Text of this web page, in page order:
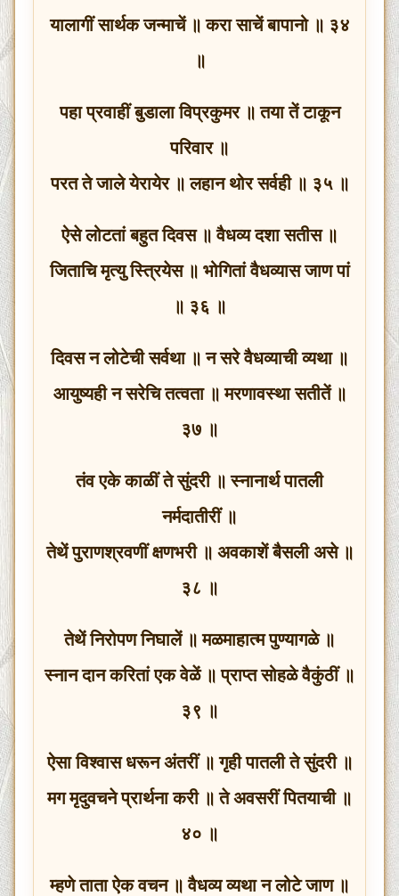
यालागीं सार्थक जन्माचें ॥ करा साचें बापानो ॥ ३४
॥
पहा प्रवाहीं बुडाला विप्रकुमर ॥ तया तें टाकून
परिवार ॥
परत ते जाले येरायेर ॥ लहान थोर सर्वही ॥ ३५ ॥
ऐसे लोटतां बहुत दिवस ॥ वैधव्य दशा सतीस ॥
जिताचि मृत्यु स्त्रियेस ॥ भोगितां वैधव्यास जाण पां
॥ ३६ ॥
दिवस न लोटेची सर्वथा ॥ न सरे वैधव्याची व्यथा ॥
आयुष्यही न सरेचि तत्वता ॥ मरणावस्था सतीतें ॥
३७ ॥
तंव एके काळीं ते सुंदरी ॥ स्नानार्थ पातली
नर्मदातीरीं ॥
तेथें पुराणश्रवणीं क्षणभरी ॥ अवकाशें बैसली असे ॥
३८ ॥
तेथें निरोपण निघालें ॥ मळमाहात्म पुण्यागळे ॥
स्नान दान करितां एक वेळें ॥ प्राप्त सोहळे वैकुंठीं ॥
३९ ॥
ऐसा विश्वास धरून अंतरीं ॥ गृही पातली ते सुंदरी ॥
मग मृदुवचने प्रार्थना करी ॥ ते अवसरीं पितयाची ॥
४० ॥
म्हणे ताता ऐक वचन ॥ वैधव्य व्यथा न लोटे जाण ॥